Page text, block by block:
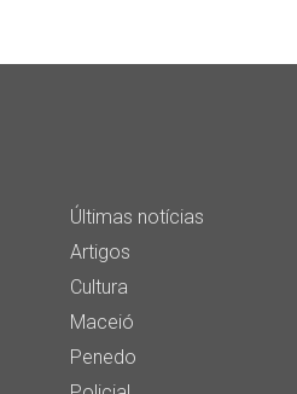
Últimas notícias
Artigos
Cultura
Maceió
Penedo